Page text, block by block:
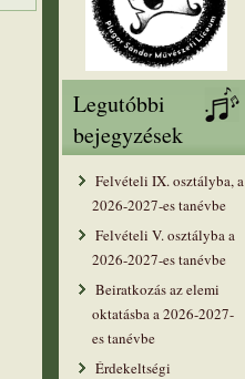
Legutóbbi
bejegyzések
Felvételi IX. osztályba, a
2026-2027-es tanévbe
Felvételi V. osztályba a
2026-2027-es tanévbe
Beiratkozás az elemi
oktatásba a 2026-2027-
es tanévbe
Érdekeltségi